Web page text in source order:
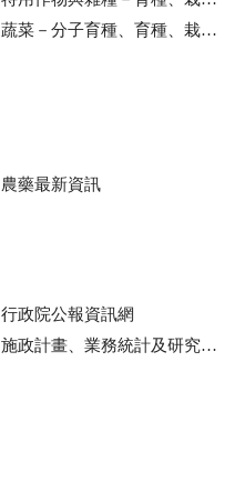
蔬菜－分子育種、育種、栽培技術
農藥最新資訊
行政院公報資訊網
施政計畫、業務統計及研究報告